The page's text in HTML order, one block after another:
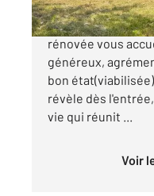
Nichée à
rénovée vous
généreux,
bon
révèle dès
vie qui réunit ...
Voir